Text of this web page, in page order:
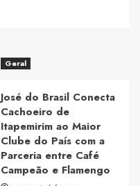
Geral
José do Brasil Conecta
Cachoeiro de
Itapemirim ao Maior
Clube do País com a
Parceria entre Café
Campeão e Flamengo